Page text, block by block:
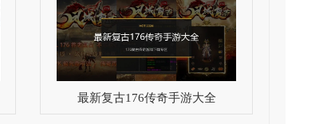
最新复古176传奇手游大全